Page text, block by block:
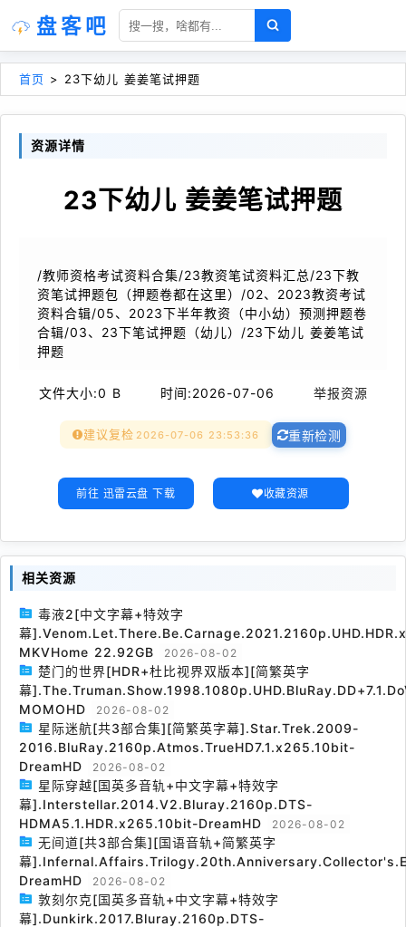
盘客吧
首页 > 23下幼儿 姜姜笔试押题
资源详情
23下幼儿 姜姜笔试押题
/教师资格考试资料合集/23教资笔试资料汇总/23下教
资笔试押题包（押题卷都在这里）/02、2023教资考试
资料合辑/05、2023下半年教资（中小幼）预测押题卷
合辑/03、23下笔试押题（幼儿）/23下幼儿 姜姜笔试
押题
文件大小:0 B 时间:2026-07-06 举报资源
建议复检 2026-07-06 23:53:36 重新检测
前往 迅雷云盘 下载 收藏资源
相关资源
毒液2[中文字幕+特效字
幕
MKVHome 22.92GB
2026-08-02
楚门的世界[HDR+杜比视界双版本][简繁英字
幕
MOMOHD
2026-08-02
星际迷航[共3部合集][简繁英字幕].Star.Trek.2009-
2016.BluRay.2160p.Atmos.TrueHD7.1.x265.10bit-
DreamHD
2026-08-02
星际穿越[国英多音轨+中文字幕+特效字
幕].Interstellar.2014.V2.Bluray.2160p.DTS-
HDMA5.1.HDR.x265.10bit-DreamHD
2026-08-02
无间道[共3部合集][国语音轨+简繁英字
幕
DreamHD
2026-08-02
敦刻尔克[国英多音轨+中文字幕+特效字
幕].Dunkirk.2017.Bluray.2160p.DTS-